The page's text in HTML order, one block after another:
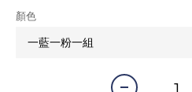
顏色